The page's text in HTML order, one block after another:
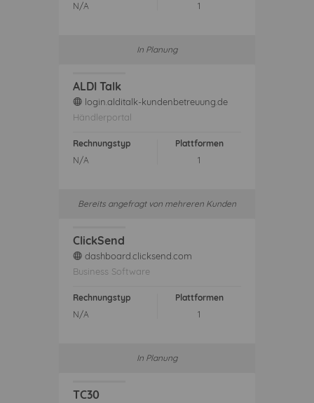
N/A
1
In Planung
ALDI Talk
web login.alditalk-kundenbetreuung.de
Händlerportal
Rechnungstyp
N/A
Plattformen
1
Bereits angefragt von mehreren Kunden
ClickSend
web dashboard.clicksend.com
Business Software
Rechnungstyp
N/A
Plattformen
1
In Planung
TC30